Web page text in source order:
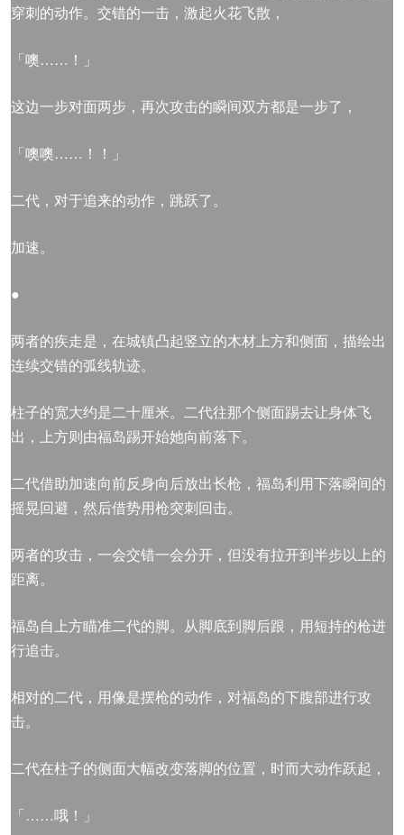
穿刺的动作。交错的一击，激起火花飞散，
「噢……！」
这边一步对面两步，再次攻击的瞬间双方都是一步了，
「噢噢……！！」
二代，对于追来的动作，跳跃了。
加速。
●
两者的疾走是，在城镇凸起竖立的木材上方和侧面，描绘出
连续交错的弧线轨迹。
柱子的宽大约是二十厘米。二代往那个侧面踢去让身体飞
出，上方则由福岛踢开始她向前落下。
二代借助加速向前反身向后放出长枪，福岛利用下落瞬间的
摇晃回避，然后借势用枪突刺回击。
两者的攻击，一会交错一会分开，但没有拉开到半步以上的
距离。
福岛自上方瞄准二代的脚。从脚底到脚后跟，用短持的枪进
行追击。
相对的二代，用像是摆枪的动作，对福岛的下腹部进行攻
击。
二代在柱子的侧面大幅改变落脚的位置，时而大动作跃起，
「……哦！」